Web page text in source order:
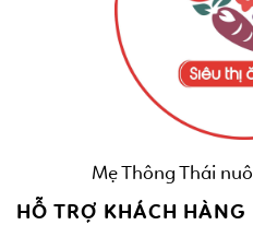
Mẹ Thông Thái
HỖ TRỢ KHÁCH HÀNG